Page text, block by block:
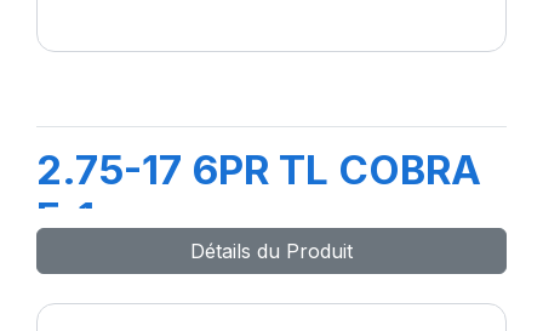
2.75-17 6PR TL COBRA
F-1
Détails du Produit